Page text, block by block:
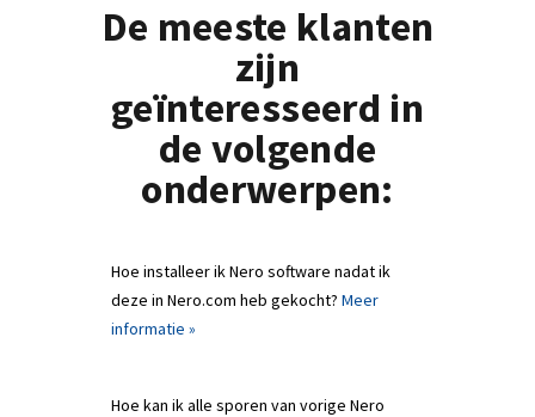
De meeste klanten
zijn
geïnteresseerd in
de volgende
onderwerpen:
Hoe installeer ik Nero software nadat ik
deze in Nero.com heb gekocht? Meer
informatie »
Hoe kan ik alle sporen van vorige Nero